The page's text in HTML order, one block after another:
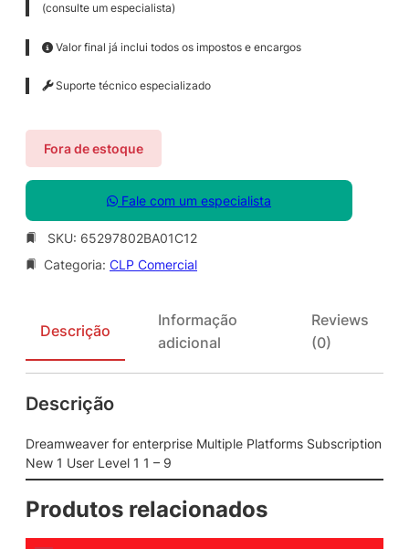
(consulte um especialista)
Valor final já inclui todos os impostos e encargos
Suporte técnico especializado
Fora de estoque
Fale com um especialista
SKU: 65297802BA01C12
Categoria: CLP Comercial
Descrição
Informação
adicional
Reviews
(0)
Descrição
Dreamweaver for enterprise Multiple Platforms Subscription
New 1 User Level 1 1 – 9
Produtos relacionados